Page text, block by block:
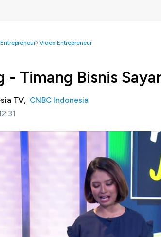
Entrepreneur Video Entrepreneur
- Timang Bisnis
TV, CNBC Indonesia
Indonesia -
Banyaknya wanita karir di
anak menjadi salah satu peluang bisnis di
dibutuhkan keterampilan dan modal
serba-serbi membangun bisnis jasa